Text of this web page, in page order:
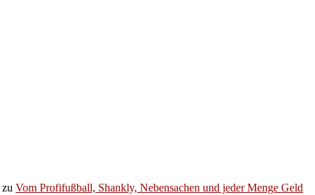
zu Vom Profifußball, Shankly, Nebensachen und jeder Menge Geld